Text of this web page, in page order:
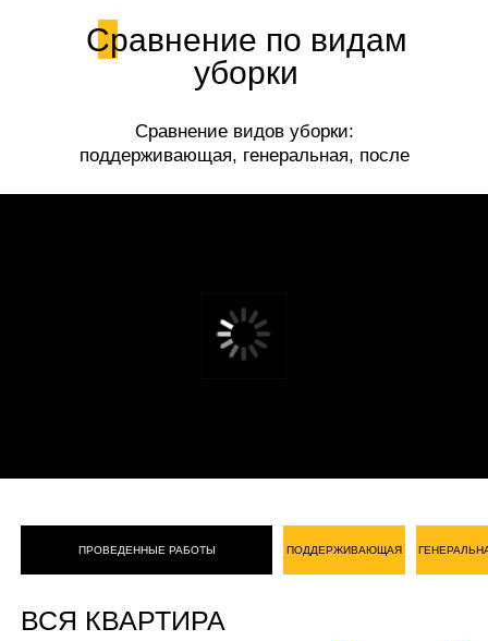
Сравнение по видам
уборки
Сравнение видов уборки:
поддерживающая, генеральная, после
ВСЯ КВАРТИРА
ПРОВЕДЕННЫЕ РАБОТЫ ПОДДЕРЖИВАЮЩАЯ